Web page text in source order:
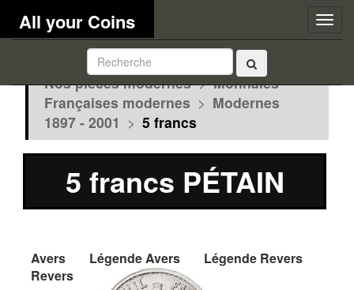
All your Coins
Nos pièces modernes > Monnaies
Françaises modernes > Modernes
1897 - 2001 > 5 francs
5 francs PÉTAIN
Avers Légende Avers
Légende Revers
Revers